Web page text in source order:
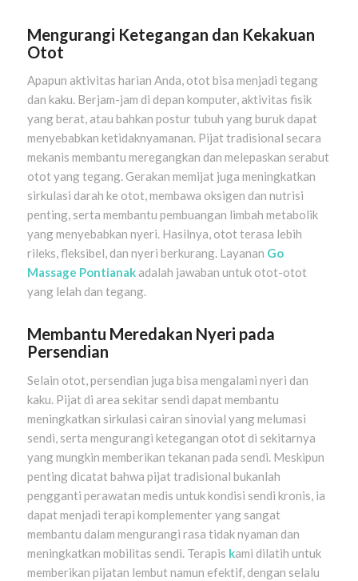
Mengurangi Ketegangan dan Kekakuan
Otot
Apapun aktivitas harian Anda, otot bisa menjadi tegang
dan kaku. Berjam-jam di depan komputer, aktivitas fisik
yang berat, atau bahkan postur tubuh yang buruk dapat
menyebabkan ketidaknyamanan. Pijat tradisional secara
mekanis membantu meregangkan dan melepaskan serabut
otot yang tegang. Gerakan memijat juga meningkatkan
sirkulasi darah ke otot, membawa oksigen dan nutrisi
penting, serta membantu pembuangan limbah metabolik
yang menyebabkan nyeri. Hasilnya, otot terasa lebih
rileks, fleksibel, dan nyeri berkurang. Layanan Go
Massage Pontianakadalah jawaban untuk otot-otot
yang lelah dan tegang.
Membantu Meredakan Nyeri pada
Persendian
Selain otot, persendian juga bisa mengalami nyeri dan
kaku. Pijat di area sekitar sendi dapat membantu
meningkatkan sirkulasi cairan sinovial yang melumasi
sendi, serta mengurangi ketegangan otot di sekitarnya
yang mungkin memberikan tekanan pada sendi. Meskipun
penting dicatat bahwa pijat tradisional bukanlah
pengganti perawatan medis untuk kondisi sendi kronis, ia
dapat menjadi terapi komplementer yang sangat
membantu dalam mengurangi rasa tidak nyaman dan
meningkatkan mobilitas sendi. Terapis kami dilatih untuk
memberikan pijatan lembut namun efektif, dengan selalu